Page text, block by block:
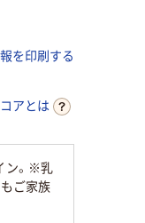
を印刷する
アとは
ン。※乳
ご家族